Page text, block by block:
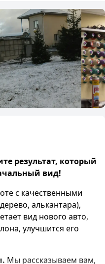
результат, который
вид!
с качественными
алькантара),
вид нового авто,
улучшится его
Мы рассказываем вам,